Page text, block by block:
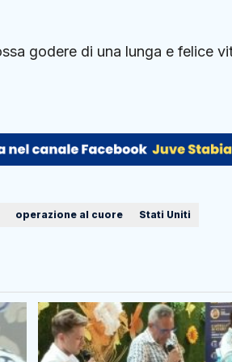
godere di una lunga e felice
operazione al cuore Stati Uniti